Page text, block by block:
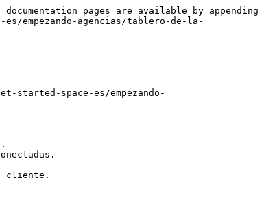
pages are available by appending
empezando-agencias/tablero-de-la-
started-space-es/empezando-
cliente.